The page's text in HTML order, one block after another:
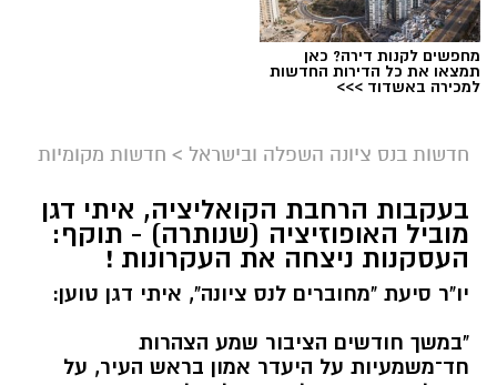
מחפשים לקנות דירה? כאן
תמצאו את כל הדירות החדשות
למכירה באשדוד >>>
חדשות בנס ציונה השפלה ובישראל > חדשות מקומיות
בעקבות הרחבת הקואליציה, איתי דגן
מוביל האופוזיציה (שנותרה) - תוקף:
העסקנות ניצחה את העקרונות !
יו"ר סיעת "מחוברים לנס ציונה", איתי דגן טוען:
"במשך חודשים הציבור שמע הצהרות
חד־משמעיות על היעדר אמון בראש העיר, על